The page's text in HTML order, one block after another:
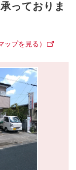
っておりま
プを見る）